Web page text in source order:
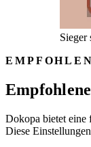
Sieger
EMPFOHLEN
Dokopa bietet eine
Diese